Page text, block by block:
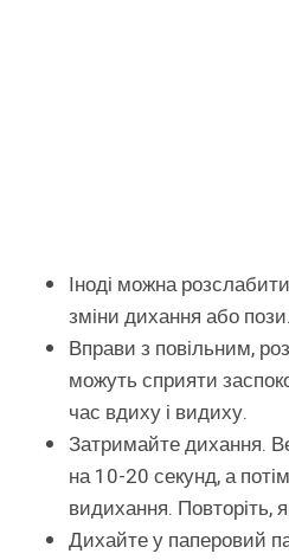
Іноді можна
зміни дихання або пози.
Вправи з повільним,
можуть сприяти
час вдиху і видиху.
Затримайте дихання.
на 10-20 секунд, а
видихання. Повторіть,
Дихайте у паперовий